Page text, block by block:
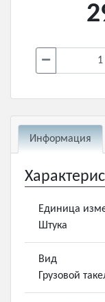
Информация
Единица
Штука
Вид
Грузовой